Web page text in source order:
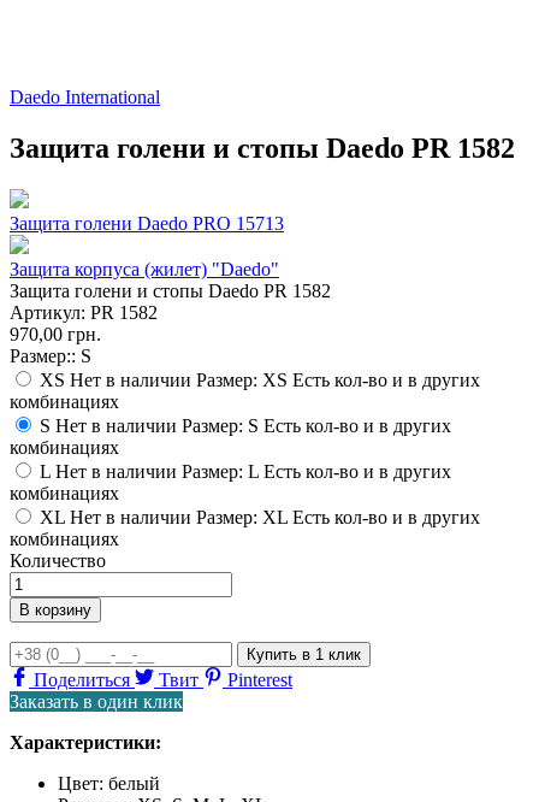
Daedo International
Защита голени и стопы Daedo PR 1582
Защита голени Daedo PRO 15713
Защита корпуса (жилет) "Daedo"
Защита голени и стопы Daedo PR 1582
Артикул: PR 1582
970,00 грн.
Размер:: S
XS Нет в наличии Размер: XS Есть кол-во и в других
комбинациях
S Нет в наличии Размер: S Есть кол-во и в других
комбинациях
L Нет в наличии Размер: L Есть кол-во и в других
комбинациях
XL Нет в наличии Размер: XL Есть кол-во и в других
комбинациях
Количество
В корзину
Купить в 1 клик
Поделиться Твит
Pinterest
Заказать в один клик
Характеристики:
Цвет: белый